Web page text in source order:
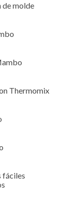
de molde
Thermomix
fáciles